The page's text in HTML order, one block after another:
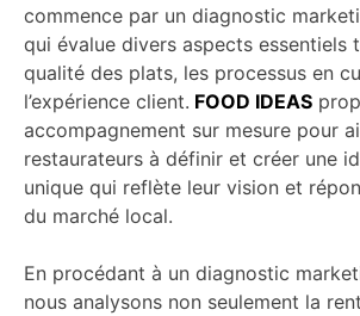
commence par un diagnostic
qui évalue divers aspects essentiels
qualité des plats, les processus en
l’expérience client. FOOD IDEAS
accompagnement sur mesure pour
restaurateurs à définir et créer une
unique qui reflète leur vision et
du marché local.
En procédant à un diagnostic
nous analysons non seulement la